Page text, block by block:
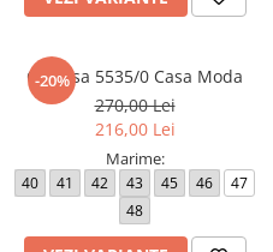
-20%
Camasa 5535/0 Casa Moda
270,00 Lei
216,00 Lei
Marime:
40 41 42 43 45 46
47
48